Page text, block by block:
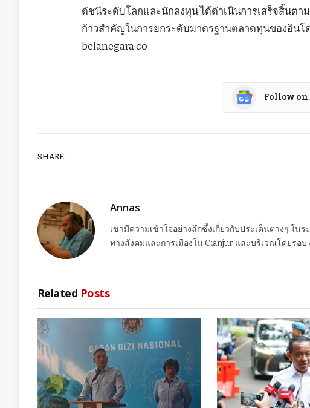
ดัชนีระดับโลกและนักลงทุน ได้ดำเนินการเสร็จสิ้นต
ก้าวสำคัญในการยกระดับมาตรฐานตลาดทุนของอินโ
belanegara.co
Follow on
SHARE.
Annas
เขามีความเข้าใจอย่างลึกซึ้งเกี่ยวกับประเด็นต่างๆ ใ
ทางสังคมและการเมืองใน Cianjur และบริเวณโดยร
Related Posts